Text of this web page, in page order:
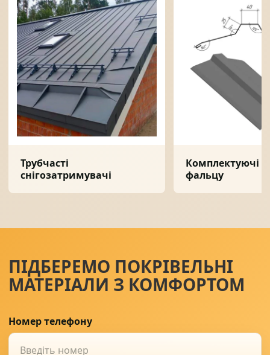
Трубчасті
снігозатримувачі
Комплектуючі
фальцу
ПІДБЕРЕМО ПОКРІВЕЛЬНІ
МАТЕРІАЛИ З КОМФОРТОМ
Номер телефону